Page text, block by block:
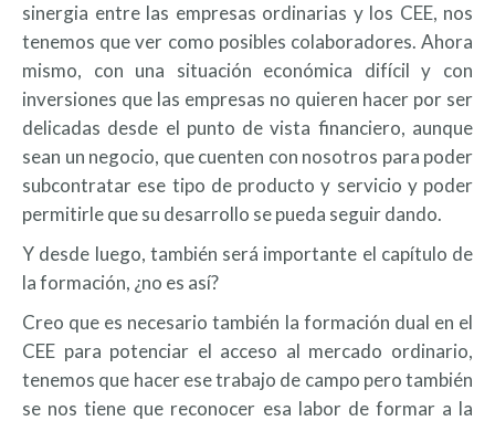
sinergia entre las empresas ordinarias y los CEE, nos
tenemos que ver como posibles colaboradores. Ahora
mismo, con una situación económica difícil y con
inversiones que las empresas no quieren hacer por ser
delicadas desde el punto de vista financiero, aunque
sean un negocio, que cuenten con nosotros para poder
subcontratar ese tipo de producto y servicio y poder
permitirle que su desarrollo se pueda seguir dando.
Y desde luego, también será importante el capítulo de
la formación, ¿no es así?
Creo que es necesario también la formación dual en el
CEE para potenciar el acceso al mercado ordinario,
tenemos que hacer ese trabajo de campo pero también
se nos tiene que reconocer esa labor de formar a la